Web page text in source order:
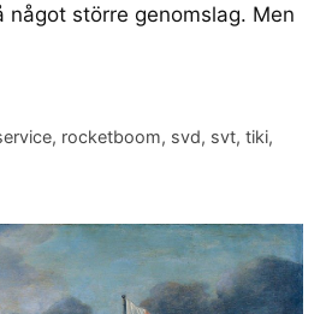
större genomslag. Men
, rocketboom, svd, svt,tiki,